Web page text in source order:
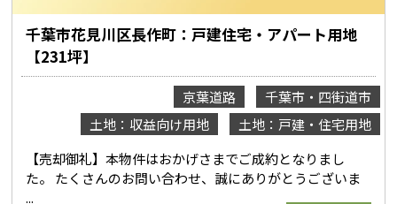
千葉市花見川区長作町：戸建住宅・アパート用地
【231坪】
京葉道路
千葉市・四街道市
土地：収益向け用地
土地：戸建・住宅用地
【売却御礼】本物件はおかげさまでご成約となりまし
た。 たくさんのお問い合わせ、誠にありがとうございま